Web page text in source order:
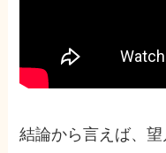
結論から言えば、